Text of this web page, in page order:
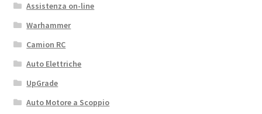
Assistenza on-line
Warhammer
Camion RC
Auto Elettriche
UpGrade
Auto Motore a Scoppio